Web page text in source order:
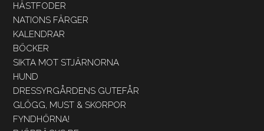
HÄSTFODER
NATIONS FÄRGER
KALENDRAR
BÖCKER
SIKTA MOT STJÄRNORNA
HUND
DRESSYRGÅRDENS GUTEFÅR
GLÖGG, MUST & SKORPOR
FYNDHÖRNA!